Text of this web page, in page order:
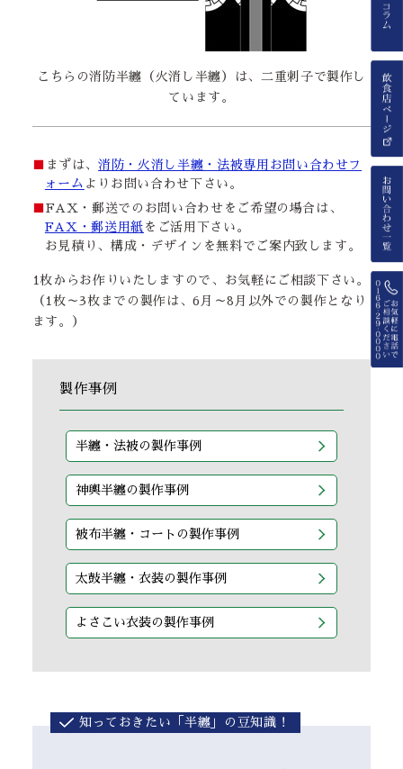
こちらの消防半纏（火消し半纏）は、二重刺子で製作し
ています。
まずは、消防・火消し半纏・法被専用お問い合わせフ
ォーム よりお問い合わせ下さい。
FAX・郵送でのお問い合わせをご希望の場合は、
FAX・郵送用紙 をご活用下さい。
お見積り、構成・デザインを無料でご案内致します。
1枚からお作りいたしますので、お気軽にご相談下さい。
（1枚～3枚までの製作は、6月～8月以外での製作となり
ます。）
製作事例
半纏・法被の製作事例
神輿半纏の製作事例
被布半纏・コートの製作事例
太鼓半纏・衣装の製作事例
よさこい衣装の製作事例
知っておきたい「半纏」の豆知識！